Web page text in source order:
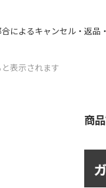
によるキャンセル・返品
表示されます
商